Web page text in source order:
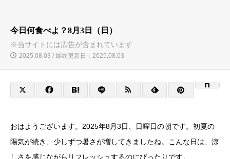
今日何食べよ？8月3日（日）
※当サイトには広告が含まれています
2025.08.03 / 最終更新日：2025.08.03
おはようございます。2025年8月3日、日曜日の朝です。初夏の
陽気が続き、少しずつ暑さが増してきましたね。こんな日は、涼
しさを感じながらリフレッシュするのにぴったりです。